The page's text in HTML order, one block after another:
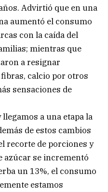
Advirtió que en una
aumentó el consumo
con la caída del
mientras que
a resignar
calcio por otros
sensaciones de
a una etapa la
de estos cambios
recorte de porciones y
azúcar se incrementó
un 13%, el consumo
estamos